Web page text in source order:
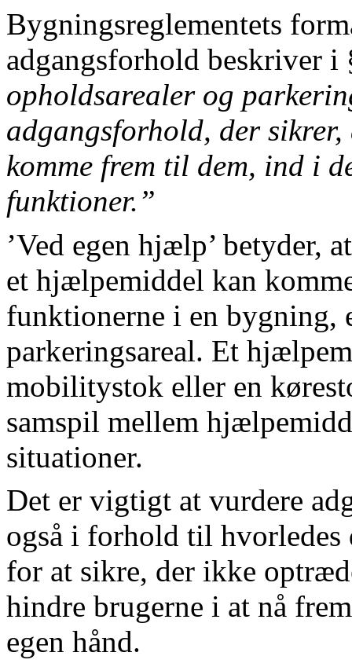
Bygningsreglementets
adgangsforhold beskriver i
opholdsarealer og
adgangsforhold, der
komme frem til dem, ind i
funktioner.”
’Ved egen hjælp’ betyder,
et hjælpemiddel kan
funktionerne i en bygning,
parkeringsareal. Et
mobilitystok eller en
samspil mellem
situationer.
Det er vigtigt at vurdere
også i forhold til hvorledes
for at sikre, der ikke
hindre brugerne i at nå
egen hånd.